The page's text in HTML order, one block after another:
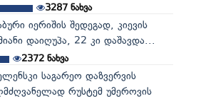
3287ნახვა
იერიშის შედეგად, კიევის
დაიღუპა, 22 კი დაშავდა...
2372ნახვა
საგარეო დაზვერვის
რუსტემ უმეროვის